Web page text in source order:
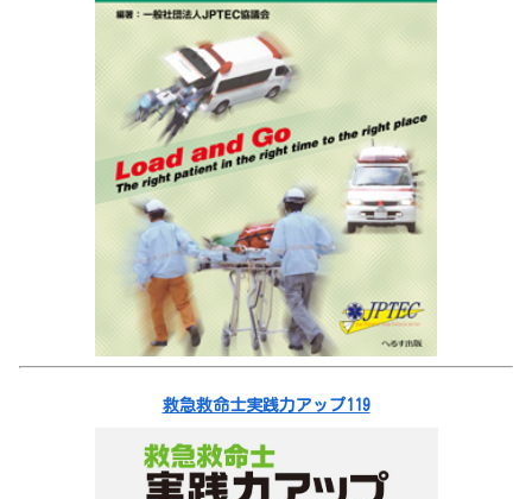
救急救命士実践力アップ119